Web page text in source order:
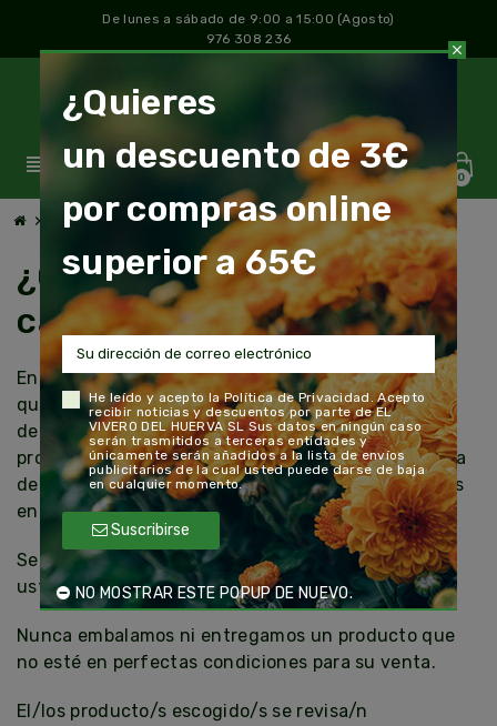
De lunes a sábado de 9:00 a 15:00 (Agosto)
976 308 236
view_headline 0
chevron_right ¿Cómo llega mi pedido a casa?
¿Cómo llega mi pedido a
casa?
En Viveros Laraflor preparamos todos los pedidos
que recibimos a través de la web con la misma
dedicación y pasión que cuando servimos un
producto a nuestros clientes que visitan cualquiera
de los 2 establecimientos comerciales que tenemos
en Zaragoza. Y sobre todo, con mucha delicadeza.
Seleccionamos su producto como si lo escogiera
usted mismo.
Nunca embalamos ni entregamos un producto que
no esté en perfectas condiciones para su venta.
El/los producto/s escogido/s se revisa/n
close
¿Quieres
un descuento de 3€
por compras online
superior a 65€
He leído y acepto laPolítica de Privacidad . Acepto
recibir noticias y descuentos por parte de EL
VIVERO DEL HUERVA SL Sus datos en ningún caso
serán trasmitidos a terceras entidades y
únicamente serán añadidos a la lista de envíos
publicitarios de la cual usted puede darse de baja
en cualquier momento.
Suscribirse
NO MOSTRAR ESTE POPUP DE NUEVO.